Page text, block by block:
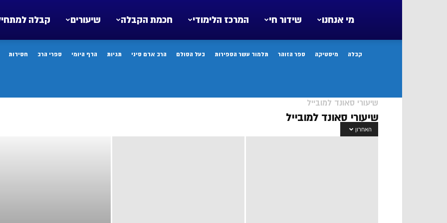
קבלה שיעורים חכמת הקבלה המרכז הלימודי שידור חי מי אנחנו
קבלה מיסטיקה ספר הזוהר תלמוד עשר הספירות בעל הסולם הרב אדם סיני תגיות הדף היומי ספרי הרב חסידות
שיעורי סאונד למובייל
שיעורי סאונד למובייל
האחרון